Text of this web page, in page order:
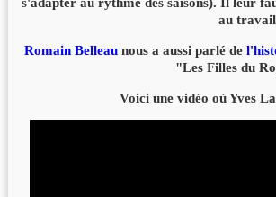
au
Romain Belleau nous a aussi parlé de
"Les Filles du
Voici une vidéo où Yves